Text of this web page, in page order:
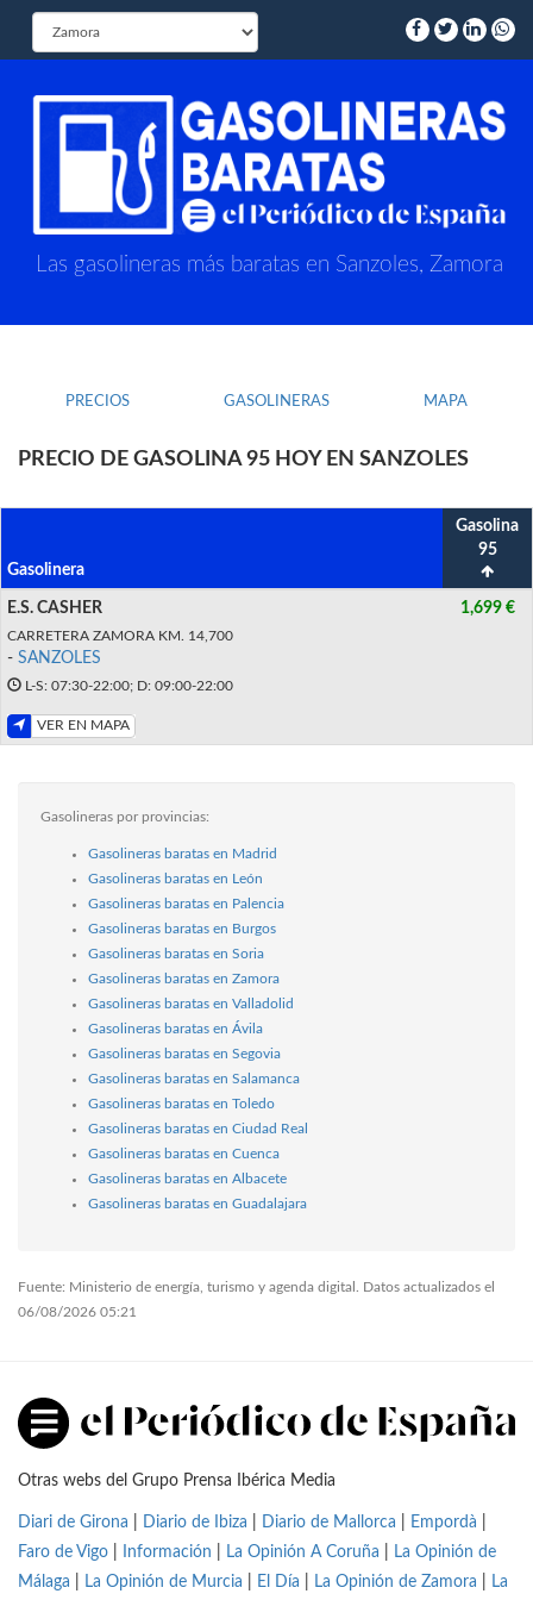
Las gasolineras más baratas en Sanzoles, Zamora
PRECIOS GASOLINERAS MAPA
PRECIO DE GASOLINA 95 HOY EN SANZOLES
Gasolinera
Gasolina
95
E.S. CASHER
CARRETERA ZAMORA KM. 14,700
- SANZOLES
L-S: 07:30-22:00; D: 09:00-22:00
VER EN MAPA
1,699 €
Gasolineras por provincias:
Gasolineras baratas en Madrid
Gasolineras baratas en León
Gasolineras baratas en Palencia
Gasolineras baratas en Burgos
Gasolineras baratas en Soria
Gasolineras baratas en Zamora
Gasolineras baratas en Valladolid
Gasolineras baratas en Ávila
Gasolineras baratas en Segovia
Gasolineras baratas en Salamanca
Gasolineras baratas en Toledo
Gasolineras baratas en Ciudad Real
Gasolineras baratas en Cuenca
Gasolineras baratas en Albacete
Gasolineras baratas en Guadalajara
Fuente: Ministerio de energía, turismo y agenda digital. Datos actualizados el
06/08/2026 05:21
Otras webs del Grupo Prensa Ibérica Media
Diari de Girona Diario de Ibiza Diario de Mallorca Empordà
Faro de Vigo
Información La Opinión A Coruña
La Opinión de
Málaga
La Opinión de Murcia El Día La Opinión de Zamora La